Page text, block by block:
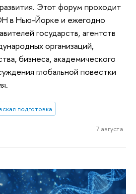
Этот форум проходит
в Нью-Йорке и ежегодно
государств, агентств
организаций,
бизнеса, академического
глобальной повестки
подготовка
7 августа